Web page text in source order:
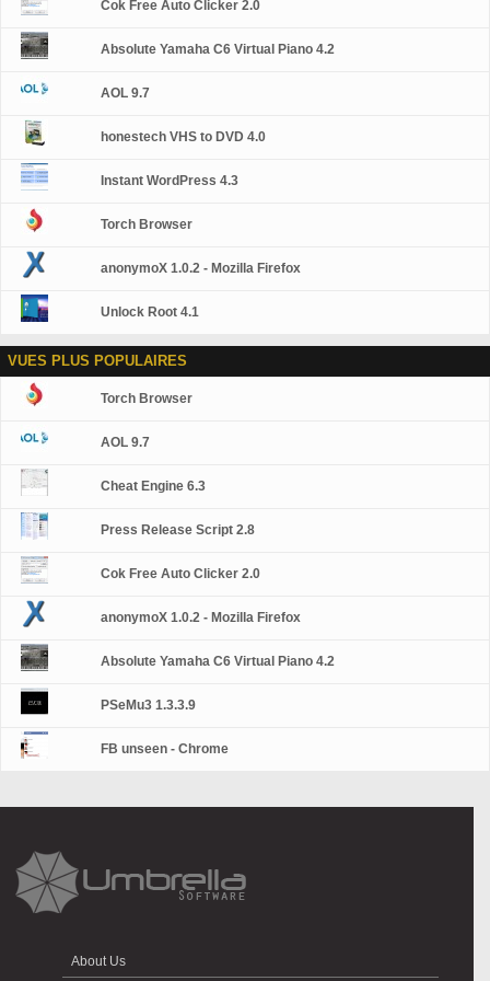
Wi-Fi et restent sûr et sécurisé par mot de passe de
Cok Free Auto Clicker 2.0
Absolute Yamaha C6 Virtual Piano 4.2
AOL 9.7
honestech VHS to DVD 4.0
Instant WordPress 4.3
Torch Browser
anonymoX 1.0.2 - Mozilla Firefox
Unlock Root 4.1
VUES PLUS POPULAIRES
Torch Browser
AOL 9.7
Cheat Engine 6.3
Press Release Script 2.8
Cok Free Auto Clicker 2.0
anonymoX 1.0.2 - Mozilla Firefox
Absolute Yamaha C6 Virtual Piano 4.2
PSeMu3 1.3.3.9
FB unseen - Chrome
About Us